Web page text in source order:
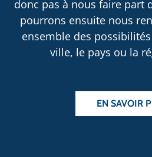
donc pas à nous faire part
pourrons ensuite nous
ensemble des
ville, le pays ou la
EN SAVOIR